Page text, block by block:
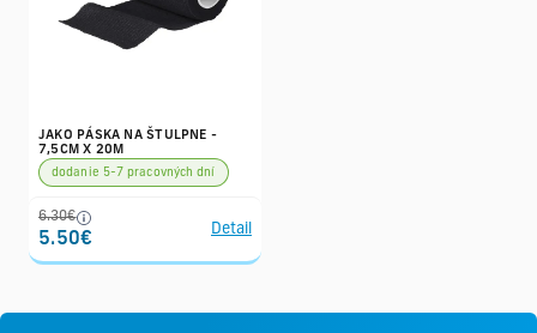
JAKO PÁSKA NA ŠTULPNE -
7,5CM X 20M
dodanie 5-7 pracovných dní
6.30€
5.50€
Detail